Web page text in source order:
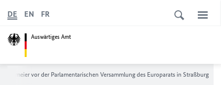
Auswärtiges Amt
DE EN FR
vor der Parlamentarischen Versammlung des Europarats in Straßburg